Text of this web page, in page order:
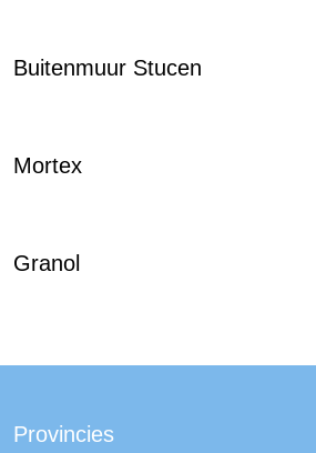
Buitenmuur Stucen
Mortex
Granol
Provincies